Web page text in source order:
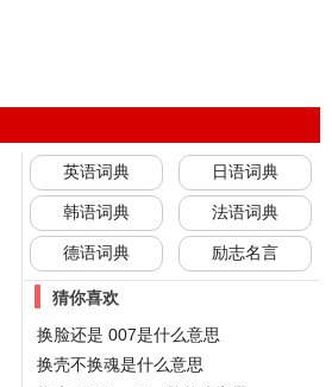
英语词典 日语词典
韩语词典 法语词典
德语词典 励志名言
猜你喜欢
换脸还是 007是什么意思
换壳不换魂是什么意思